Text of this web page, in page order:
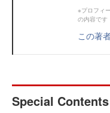
※プロフィ
の内容です
この著
Special Contents